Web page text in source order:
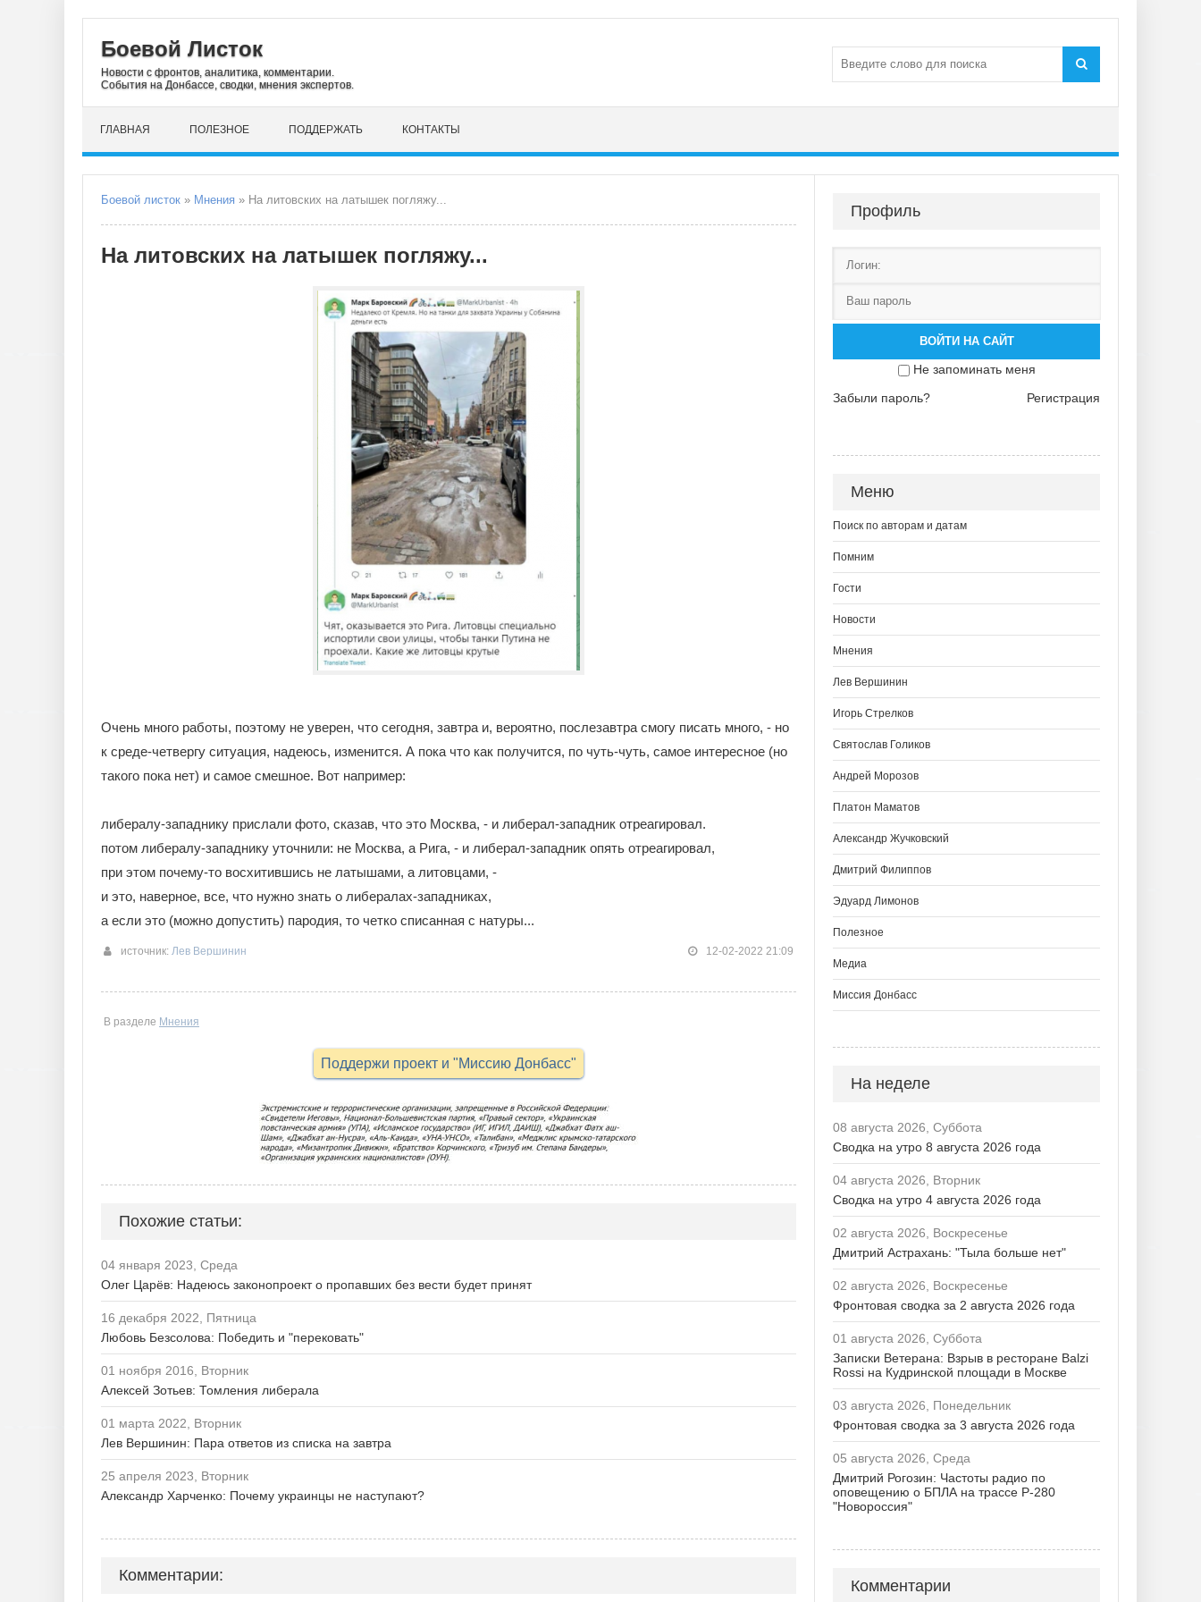
Боевой Листок
Новости с фронтов, аналитика, комментарии.
События на Донбассе, сводки, мнения экспертов.
ГЛАВНАЯ ПОЛЕЗНОЕ ПОДДЕРЖАТЬ КОНТАКТЫ
Боевой листок » Мнения » На литовских на латышек погляжу...
На литовских на латышек погляжу...
Очень много работы, поэтому не уверен, что сегодня, завтра и, вероятно, послезавтра смогу писать много, - но
к среде-четвергу ситуация, надеюсь, изменится. А пока что как получится, по чуть-чуть, самое интересное (но
такого пока нет) и самое смешное. Вот например:
либералу-западнику прислали фото, сказав, что это Москва, - и либерал-западник отреагировал.
потом либералу-западнику уточнили: не Москва, а Рига, - и либерал-западник опять отреагировал,
при этом почему-то восхитившись не латышами, а литовцами, -
и это, наверное, все, что нужно знать о либералах-западниках,
а если это (можно допустить) пародия, то четко списанная с натуры...
источник: Лев Вершинин 12-02-2022 21:09
В разделе Мнения
Поддержи проект и "Миссию Донбасс"
Похожие статьи:
04 января 2023, Среда
Олег Царёв: Надеюсь законопроект о пропавших без вести будет принят
16 декабря 2022, Пятница
Любовь Безсолова: Победить и "перековать"
01 ноября 2016, Вторник
Алексей Зотьев: Томления либерала
01 марта 2022, Вторник
Лев Вершинин: Пара ответов из списка на завтра
25 апреля 2023, Вторник
Александр Харченко: Почему украинцы не наступают?
Комментарии:
Профиль
ВОЙТИ НА САЙТ
Не запоминать меня
Забыли пароль?
Регистрация
Меню
Поиск по авторам и датам
Помним
Гости
Новости
Мнения
Лев Вершинин
Игорь Стрелков
Святослав Голиков
Андрей Морозов
Платон Маматов
Александр Жучковский
Дмитрий Филиппов
Эдуард Лимонов
Полезное
Медиа
Миссия Донбасс
На неделе
08 августа 2026, Суббота
Сводка на утро 8 августа 2026 года
04 августа 2026, Вторник
Сводка на утро 4 августа 2026 года
02 августа 2026, Воскресенье
Дмитрий Астрахань: "Тыла больше нет"
02 августа 2026, Воскресенье
Фронтовая сводка за 2 августа 2026 года
01 августа 2026, Суббота
Записки Ветерана: Взрыв в ресторане Balzi
Rossi на Кудринской площади в Москве
03 августа 2026, Понедельник
Фронтовая сводка за 3 августа 2026 года
05 августа 2026, Среда
Дмитрий Рогозин: Частоты радио по
оповещению о БПЛА на трассе Р-280
"Новороссия"
Комментарии